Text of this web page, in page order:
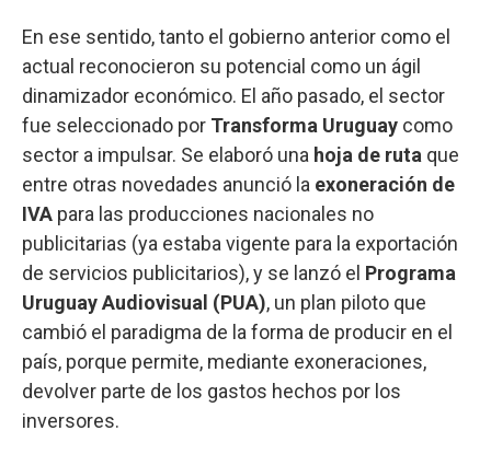
En ese sentido, tanto el gobierno anterior como el
actual reconocieron su potencial como un ágil
dinamizador económico. El año pasado, el sector
fue seleccionado por Transforma Uruguay como
sector a impulsar. Se elaboró una hoja de ruta que
entre otras novedades anunció la exoneración de
IVA para las producciones nacionales no
publicitarias (ya estaba vigente para la exportación
de servicios publicitarios), y se lanzó el Programa
Uruguay Audiovisual (PUA), un plan piloto que
cambió el paradigma de la forma de producir en el
país, porque permite, mediante exoneraciones,
devolver parte de los gastos hechos por los
inversores.